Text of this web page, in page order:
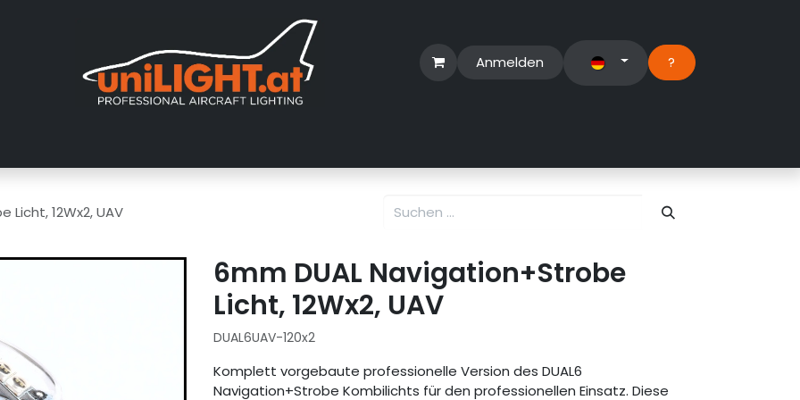
Anmelden ?​
Licht, 12Wx2, UAV
6mm DUAL Navigation+Strobe
Licht, 12Wx2, UAV
DUAL6UAV-120x2
Komplett vorgebaute professionelle Version des DUAL6
Navigation+Strobe Kombilichts für den professionellen Einsatz. Diese